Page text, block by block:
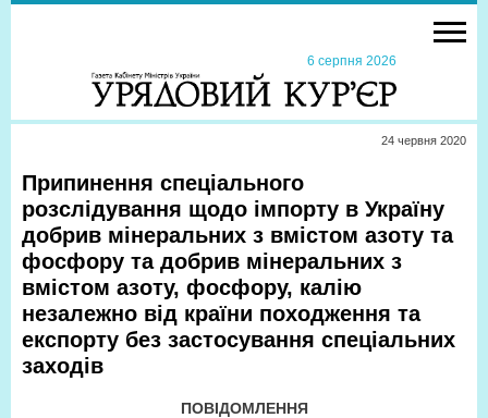
6 серпня 2026
24 червня 2020
Припинення спеціального
розслідування щодо імпорту в Україну
добрив мінеральних з вмістом азоту та
фосфору та добрив мінеральних з
вмістом азоту, фосфору, калію
незалежно від країни походження та
експорту без застосування спеціальних
заходів
ПОВІДОМЛЕННЯ